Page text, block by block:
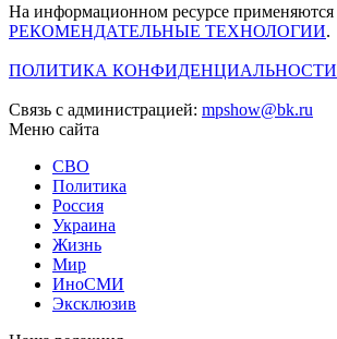
На информационном ресурсе применяются
РЕКОМЕНДАТЕЛЬНЫЕ ТЕХНОЛОГИИ.
ПОЛИТИКА КОНФИДЕНЦИАЛЬНОСТИ
Связь с администрацией: mpshow@bk.ru
Меню сайта
СВО
Политика
Россия
Украина
Жизнь
Мир
ИноСМИ
Эксклюзив